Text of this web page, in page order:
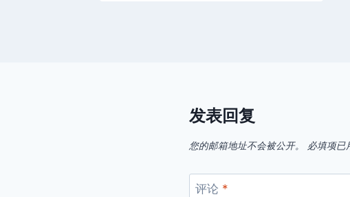
发表回复
您的邮箱地址不会被公开。 必填项已
评论 *